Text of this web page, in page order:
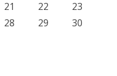
21 22
23
28 29
30